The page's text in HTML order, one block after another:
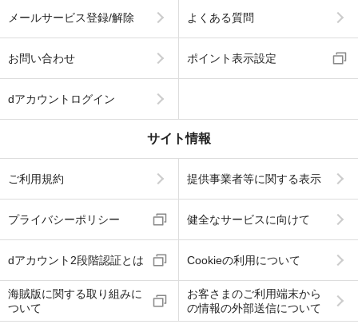
メールサービス登録/解除 よくある質問
お問い合わせ ポイント表示設定
dアカウントログイン
サイト情報
ご利用規約 提供事業者等に関する表示
プライバシーポリシー 健全なサービスに向けて
dアカウント2段階認証とは Cookieの利用について
海賊版に関する取り組みに
ついて
お客さまのご利用端末から
の情報の外部送信について